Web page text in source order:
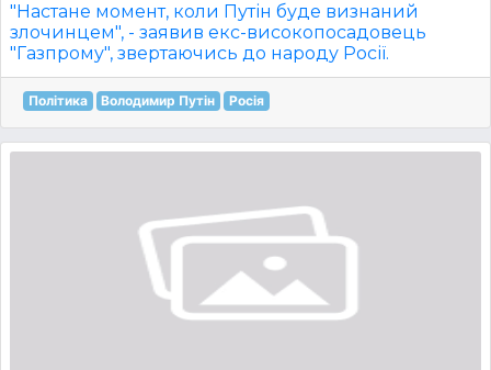
"Настане момент, коли Путін буде визнаний
злочинцем", - заявив екс-високопосадовець
"Газпрому", звертаючись до народу Росії.
Політика Володимир Путін Росія